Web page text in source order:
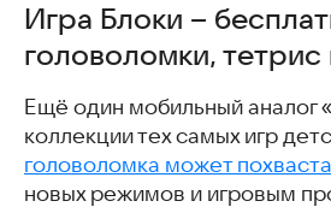
Игра Блоки –
головоломки, тетрис
Ещё один мобильный аналог
коллекции тех самых игр
головоломка может
новых режимов и игровым